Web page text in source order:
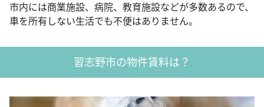
市内には商業施設、病院、教育施設などが多数あるので、
車を所有しない生活でも不便はありません。
習志野市の物件賃料は？